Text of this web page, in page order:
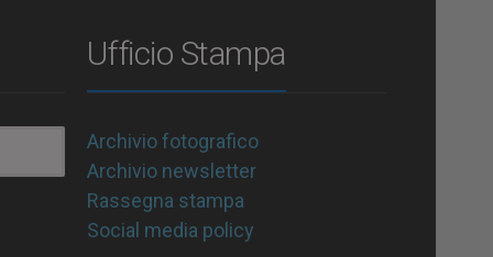
Ufficio Stampa
Archivio fotografico
Archivio newsletter
Rassegna stampa
Social media policy